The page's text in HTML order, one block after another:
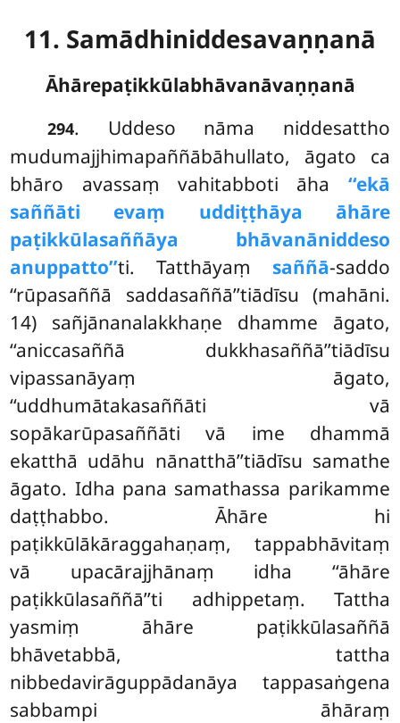
11. Samādhiniddesavaṇṇanā
Āhārepaṭikkūlabhāvanāvaṇṇanā
294. Uddeso nāma niddesattho
mudumajjhimapaññābāhullato, āgato ca
bhāro avassaṃ vahitabboti āha ‘‘ekā
saññāti evaṃ uddiṭṭhāya āhāre
paṭikkūlasaññāya bhāvanāniddeso
anuppatto’’ti. Tatthāyaṃ saññā-saddo
‘‘rūpasaññā saddasaññā’’tiādīsu (mahāni.
14) sañjānanalakkhaṇe dhamme āgato,
‘‘aniccasaññā dukkhasaññā’’tiādīsu
vipassanāyaṃ āgato,
‘‘uddhumātakasaññāti vā
sopākarūpasaññāti vā ime dhammā
ekatthā udāhu nānatthā’’tiādīsu samathe
āgato. Idha pana samathassa parikamme
daṭṭhabbo. Āhāre hi
paṭikkūlākāraggahaṇaṃ, tappabhāvitaṃ
vā upacārajjhānaṃ idha ‘‘āhāre
paṭikkūlasaññā’’ti adhippetaṃ. Tattha
yasmiṃ āhāre paṭikkūlasaññā
bhāvetabbā, tattha
nibbedavirāguppādanāya tappasaṅgena
sabbampi āhāraṃ